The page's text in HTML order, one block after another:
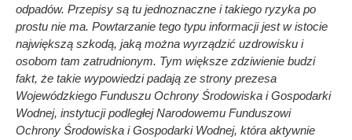
odpadów. Przepisy są tu jednoznaczne i takiego ryzyka po
prostu nie ma. Powtarzanie tego typu informacji jest w istocie
największą szkodą, jaką można wyrządzić uzdrowisku i
osobom tam zatrudnionym. Tym większe zdziwienie budzi
fakt, że takie wypowiedzi padają ze strony prezesa
Wojewódzkiego Funduszu Ochrony Środowiska i Gospodarki
Wodnej, instytucji podległej Narodowemu Funduszowi
Ochrony Środowiska i Gospodarki Wodnej, która aktywnie